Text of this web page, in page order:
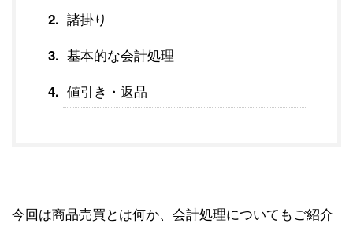
諸掛り
基本的な会計処理
値引き・返品
今回は商品売買とは何か、会計処理についてもご紹介